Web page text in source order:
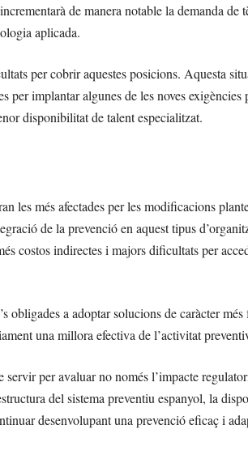
de manera notable la demanda de
aplicada.
per cobrir aquestes posicions. Aquesta
per implantar algunes de les noves exigències
disponibilitat de talent especialitzat.
les més afectades per les modificacions
de la prevenció en aquest tipus
costos indirectes i majors dificultats per
obligades a adoptar solucions de caràcter
una millora efectiva de l’activitat
per avaluar no només l’impacte
del sistema preventiu espanyol, la
desenvolupant una prevenció eficaç i